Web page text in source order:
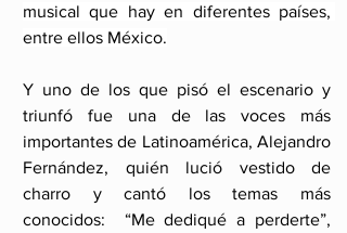
musical que hay en diferentes países,
entre ellos México.
Y uno de los que pisó el escenario y
triunfó fue una de las voces más
importantes de Latinoamérica, Alejandro
Fernández, quién lució vestido de
charro y cantó los temas más
conocidos:  “Me dediqué a perderte”,